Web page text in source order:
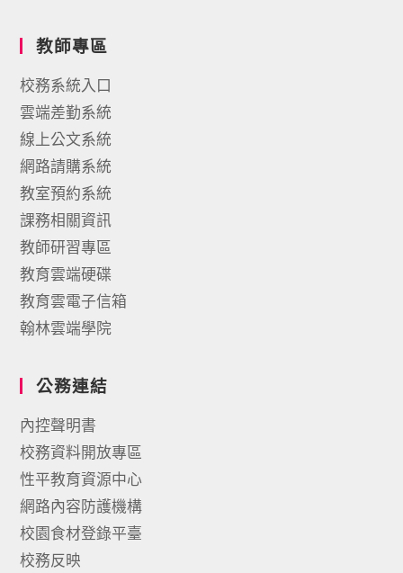
教師專區
校務系統入口
雲端差勤系統
線上公文系統
網路請購系統
教室預約系統
課務相關資訊
教師研習專區
教育雲端硬碟
教育雲電子信箱
翰林雲端學院
公務連結
內控聲明書
校務資料開放專區
性平教育資源中心
網路內容防護機構
校園食材登錄平臺
校務反映